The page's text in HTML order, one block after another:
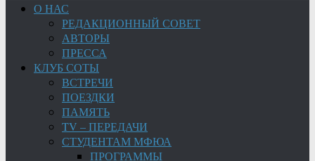
О НАС
РЕДАКЦИОННЫЙ СОВЕТ
АВТОРЫ
ПРЕССА
КЛУБ СОТЫ
ВСТРЕЧИ
ПОЕЗДКИ
ПАМЯТЬ
TV – ПЕРЕДАЧИ
СТУДЕНТАМ МФЮА
ПРОГРАММЫ